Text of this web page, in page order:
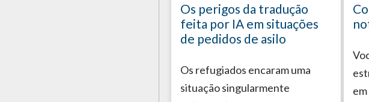
Os perigos da tradução
feita por IA em situações
de pedidos de asilo
Os refugiados encaram uma
situação singularmente